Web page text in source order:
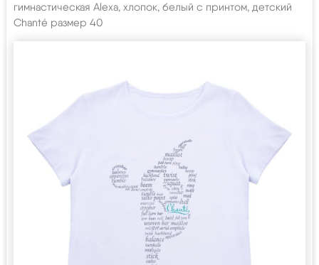
гимнастическая Alexa, хлопок, белый с принтом, детский
Chanté размер 40